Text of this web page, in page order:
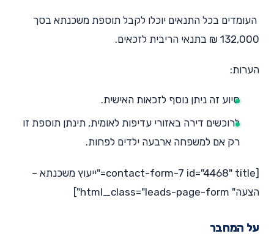
העומדים בכל התנאים יוכלו לקבל תוספת משכנתא בסך
132,000 ₪ בתנאי הריבית לזכאים.
הערות:
סיוע זה ניתן נוסף לזכאות האישית.
לרוכשים דירה באזורי עדיפות לאומית, תינתן תוספת זו
רק אם למשפחה ארבעה ילדים לפחות.
[contact-form-7 id="4468" title="ייעוץ משכנתא –
הצעה" html_class="leads-page-form"]
על המחבר